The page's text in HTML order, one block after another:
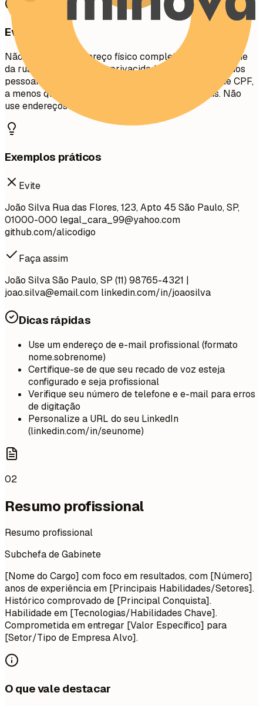
Evite isto
Não inclua seu endereço físico completo (número/nome
da rua) por questões de privacidade. Evite incluir dados
pessoais como estado civil, idade, foto ou número de CPF,
a menos que especificamente exigido em seu país. Não
use endereços de e-mail não profissionais.
Exemplos práticos
Evite
João Silva Rua das Flores, 123, Apto 45 São Paulo, SP,
01000-000 legal_cara_99@yahoo.com
github.com/alicodigo
Faça assim
João Silva São Paulo, SP (11) 98765-4321 |
joao.silva@email.com linkedin.com/in/joaosilva
Dicas rápidas
Use um endereço de e-mail profissional (formato
nome.sobrenome)
Certifique-se de que seu recado de voz esteja
configurado e seja profissional
Verifique seu número de telefone e e-mail para erros
de digitação
Personalize a URL do seu LinkedIn
(linkedin.com/in/seunome)
02
Resumo profissional
Resumo profissional
Subchefa de Gabinete
[Nome do Cargo] com foco em resultados, com [Número]
anos de experiência em [Principais Habilidades/Setores].
Histórico comprovado de [Principal Conquista].
Habilidade em [Tecnologias/Habilidades Chave].
Comprometida em entregar [Valor Específico] para
[Setor/Tipo de Empresa Alvo].
O que vale destacar